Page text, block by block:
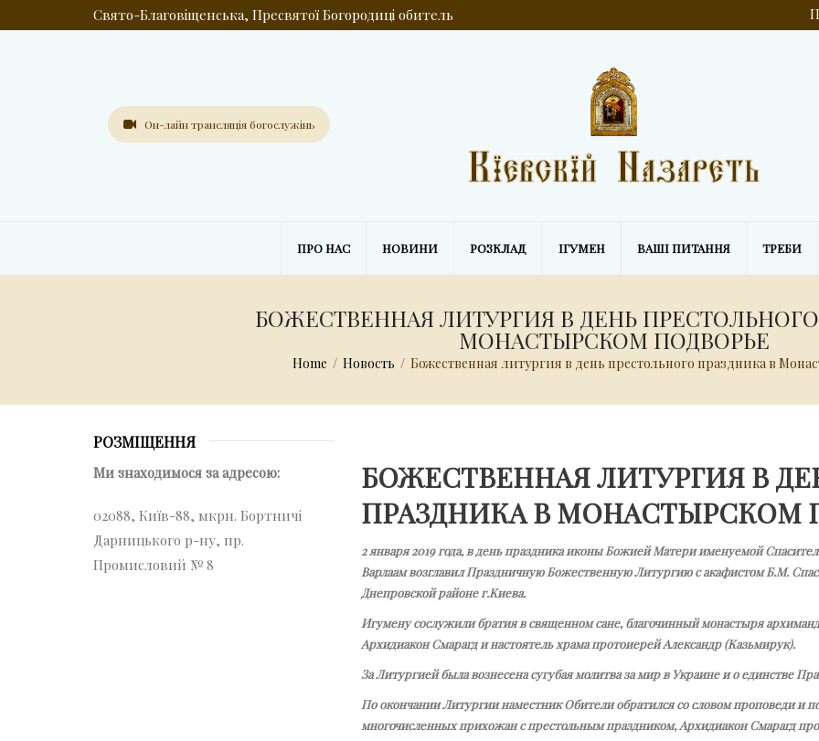
Свято-Благовіщенська, Пресвятої Богородиці обитель
Он-лайн трансляція богослужінь
ПРО НАС НОВИНИ РОЗКЛАД ІГУМЕН ВАШІ ПИТАННЯ ТРЕБИ
БОЖЕСТВЕННАЯ ЛИТУРГИЯ В ДЕНЬ
МОНАСТЫРСКОМ ПОДВОРЬЕ
Home / Новость / Божественная литургия в день престольного праздника в
БОЖЕСТВЕННАЯ ЛИТУРГИЯ В
ПРАЗДНИКА В МОНАСТЫРСКОМ
2 января 2019 года, в день праздника иконы Божией Матери именуемой
Варлаам возглавил Праздничную Божественную Литургию с акафистом Б.М.
Днепровской районе г.Киева.
Игумену сослужили братия в священном сане, благочинный монастыря
Архидиакон Смарагд и настоятель храма протоиерей Александр (Казьмирук).
За Литургией была вознесена сугубая молитва за мир в Украине и о единстве
По окончании Литургии наместник Обители обратился со словом проповеди и
многочисленных прихожан с престольным праздником, Архидиакон Смарагд
РОЗМІЩЕННЯ
Ми знаходимося за адресою:
02088, Київ-88, мкрн. Бортничі
Дарницького р-ну, пр.
Промисловий № 8